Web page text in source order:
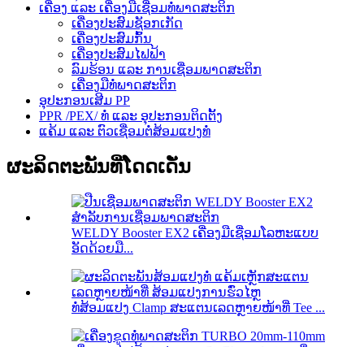
ເຄື່ອງ ແລະ ເຄື່ອງມືເຊື່ອມທໍ່ພາດສະຕິກ
ເຄື່ອງປະສົມຊັອກເກັດ
ເຄື່ອງປະສົມກົ້ນ
ເຄື່ອງປະສົມໄຟຟ້າ
ລົມຮ້ອນ ແລະ ການເຊື່ອມພາດສະຕິກ
ເຄື່ອງມືທໍ່ພາດສະຕິກ
ອຸປະກອນເສີມ PP
PPR /PEX/ ທໍ່ ແລະ ອຸປະກອນຕິດຕັ້ງ
ແຄ້ມ ແລະ ຕົວເຊື່ອມຕໍ່ສ້ອມແປງທໍ່
ຜະລິດຕະພັນທີ່ໂດດເດັ່ນ
WELDY Booster EX2 ເຄື່ອງມືເຊື່ອມໂລຫະແບບ
ອັດດ້ວຍມື...
ທໍ່ສ້ອມແປງ Clamp ສະແຕນເລດຫຼາຍໜ້າທີ່ Tee ...